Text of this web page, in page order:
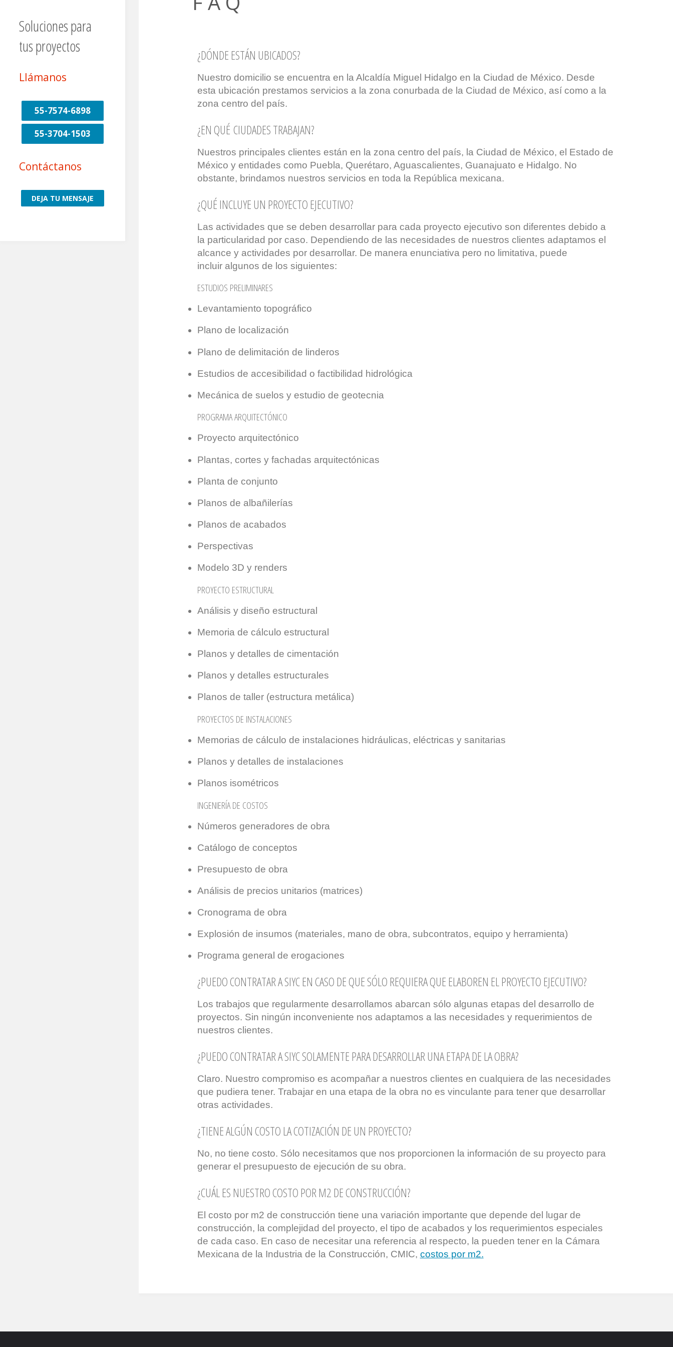
¿DÓNDE ESTÁN UBICADOS?
Nuestro domicilio se encuentra en la Alcaldía Miguel Hidalgo en la Ciudad de México. Desde
esta ubicación prestamos servicios a la zona conurbada de la Ciudad de México, así como a la
zona centro del país.
¿EN QUÉ CIUDADES TRABAJAN?
Nuestros principales clientes están en la zona centro del país, la Ciudad de México, el Estado de
México y entidades como Puebla, Querétaro, Aguascalientes, Guanajuato e Hidalgo. No
obstante, brindamos nuestros servicios en toda la República mexicana.
¿QUÉ INCLUYE UN PROYECTO EJECUTIVO?
Las actividades que se deben desarrollar para cada proyecto ejecutivo son diferentes debido a
la particularidad por caso. Dependiendo de las necesidades de nuestros clientes adaptamos el
alcance y actividades por desarrollar. De manera enunciativa pero no limitativa, puede
incluir algunos de los siguientes:
ESTUDIOS PRELIMINARES
Levantamiento topográfico
Plano de localización
Plano de delimitación de linderos
Estudios de accesibilidad o factibilidad hidrológica
Mecánica de suelos y estudio de geotecnia
PROGRAMA ARQUITECTÓNICO
Proyecto arquitectónico
Plantas, cortes y fachadas arquitectónicas
Planta de conjunto
Planos de albañilerías
Planos de acabados
Perspectivas
Modelo 3D y renders
PROYECTO ESTRUCTURAL
Análisis y diseño estructural
Memoria de cálculo estructural
Planos y detalles de cimentación
Planos y detalles estructurales
Planos de taller (estructura metálica)
PROYECTOS DE INSTALACIONES
Memorias de cálculo de instalaciones hidráulicas, eléctricas y sanitarias
Planos y detalles de instalaciones
Planos isométricos
INGENIERÍA DE COSTOS
Números generadores de obra
Catálogo de conceptos
Presupuesto de obra
Análisis de precios unitarios (matrices)
Cronograma de obra
Explosión de insumos (materiales, mano de obra, subcontratos, equipo y herramienta)
Programa general de erogaciones
¿PUEDO CONTRATAR A SIYC EN CASO DE QUE SÓLO REQUIERA QUE ELABOREN EL PROYECTO EJECUTIVO?
Los trabajos que regularmente desarrollamos abarcan sólo algunas etapas del desarrollo de
proyectos. Sin ningún inconveniente nos adaptamos a las necesidades y requerimientos de
nuestros clientes.
¿PUEDO CONTRATAR A SIYC SOLAMENTE PARA DESARROLLAR UNA ETAPA DE LA OBRA?
Claro. Nuestro compromiso es acompañar a nuestros clientes en cualquiera de las necesidades
que pudiera tener. Trabajar en una etapa de la obra no es vinculante para tener que desarrollar
otras actividades.
¿TIENE ALGÚN COSTO LA COTIZACIÓN DE UN PROYECTO?
No, no tiene costo. Sólo necesitamos que nos proporcionen la información de su proyecto para
generar el presupuesto de ejecución de su obra.
¿CUÁL ES NUESTRO COSTO POR M2 DE CONSTRUCCIÓN?
El costo por m2 de construcción tiene una variación importante que depende del lugar de
construcción, la complejidad del proyecto, el tipo de acabados y los requerimientos especiales
de cada caso. En caso de necesitar una referencia al respecto, la pueden tener en la Cámara
Mexicana de la Industria de la Construcción, CMIC, costos por m2.
Soluciones para
tus proyectos
Llámanos
55-7574-6898
55-3704-1503
Contáctanos
DEJA TU MENSAJE